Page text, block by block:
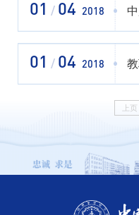
01 / 04 2018
01 / 04 2018
上页